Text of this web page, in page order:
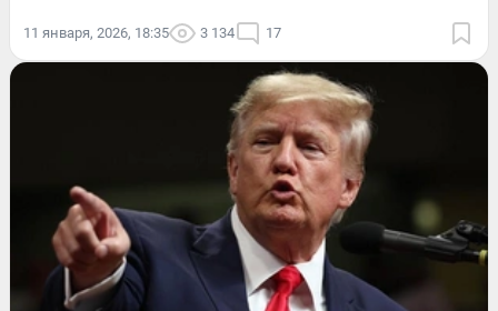
11 января, 2026, 18:35 3 134 17